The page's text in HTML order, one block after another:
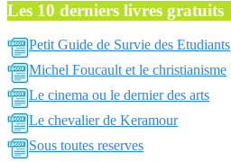
Les 10 derniers livres gratuits
Petit Guide de Survie des Etudiants
Michel Foucault et le christianisme
Le cinema ou le dernier des arts
Le chevalier de Keramour
Sous toutes reserves